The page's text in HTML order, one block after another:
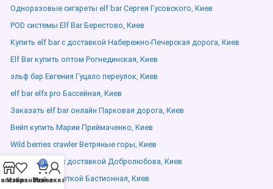
Одноразовые сигареты elf bar Сергея Гусовского, Киев
POD системы Elf Bar Берестово, Киев
Купить elf bar с доставкой Набережно-Печерская дорога, Киев
Elf Bar купить оптом Рогнединская, Киев
эльф бар Евгения Гуцало переулок, Киев
elf bar elfx pro Бассейная, Киев
Заказать elf bar онлайн Парковая дорога, Киев
Вейп купить Марии Приймаченко, Киев
Wild berries crawler Ветряные горы, Киев
Купить elf bar с доставкой Добролюбова, Киев
Elf Bar с подсветкой Бастионная, Киев
Избранное
0
Заказ
Мой аккаунт